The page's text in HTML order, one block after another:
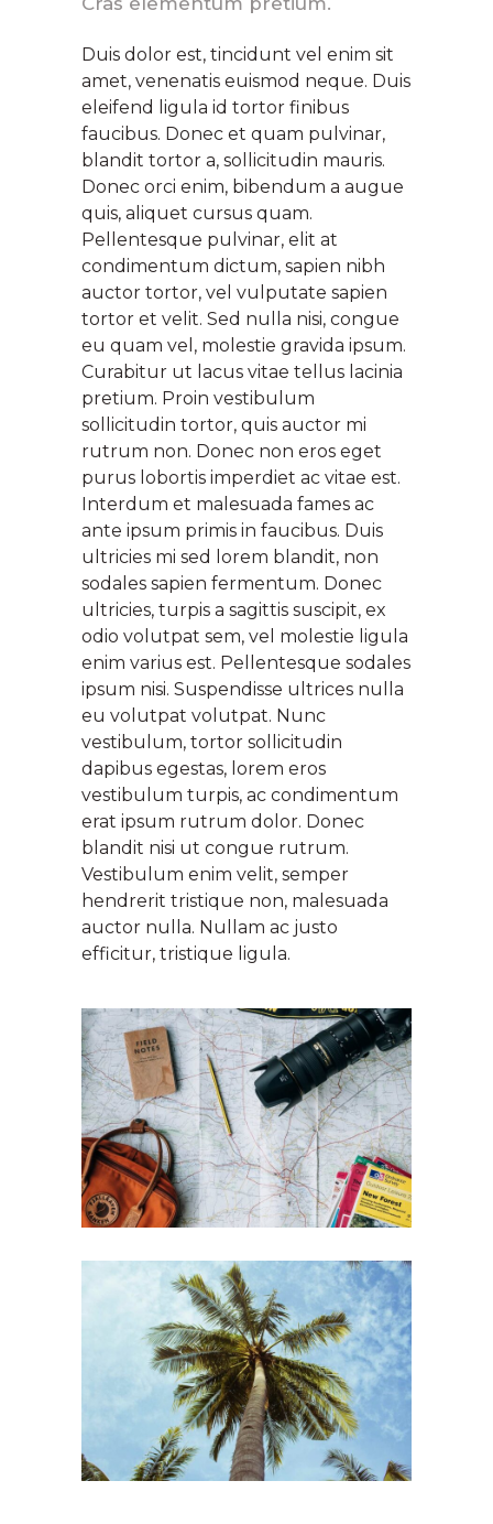
Duis dolor est, tincidunt vel enim sit
amet, venenatis euismod neque. Duis
eleifend ligula id tortor finibus
faucibus. Donec et quam pulvinar,
blandit tortor a, sollicitudin mauris.
Donec orci enim, bibendum a augue
quis, aliquet cursus quam.
Pellentesque pulvinar, elit at
condimentum dictum, sapien nibh
auctor tortor, vel vulputate sapien
tortor et velit. Sed nulla nisi, congue
eu quam vel, molestie gravida ipsum.
Curabitur ut lacus vitae tellus lacinia
pretium. Proin vestibulum
sollicitudin tortor, quis auctor mi
rutrum non. Donec non eros eget
purus lobortis imperdiet ac vitae est.
Interdum et malesuada fames ac
ante ipsum primis in faucibus. Duis
ultricies mi sed lorem blandit, non
sodales sapien fermentum. Donec
ultricies, turpis a sagittis suscipit, ex
odio volutpat sem, vel molestie ligula
enim varius est. Pellentesque sodales
ipsum nisi. Suspendisse ultrices nulla
eu volutpat volutpat. Nunc
vestibulum, tortor sollicitudin
dapibus egestas, lorem eros
vestibulum turpis, ac condimentum
erat ipsum rutrum dolor. Donec
blandit nisi ut congue rutrum.
Vestibulum enim velit, semper
hendrerit tristique non, malesuada
auctor nulla. Nullam ac justo
efficitur, tristique ligula.